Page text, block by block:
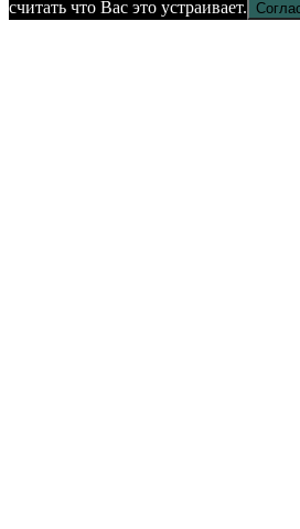
считать что Вас это устраивает.